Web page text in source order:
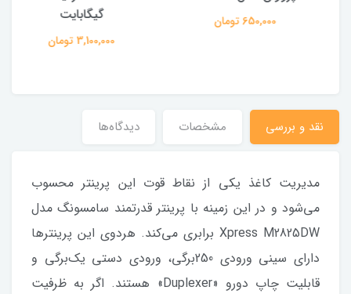
650,000 تومان
گیگابایت
3,100,000 تومان
نقد و بررسی مشخصات دیدگاه‌ها
مدیریت کاغذ یکی از نقاط قوت این پرینتر محسوب
می‌شود و در این زمینه با پرینتر قدرتمند سامسونگ مدل
Xpress M2825DW برابری می‌کند. هردوی این پرینترها
دارای سینی ورودی 250برگی، ورودی دستی یک‌برگی و
قابلیت چاپ دورو «Duplexer» هستند. اگر به ظرفیت